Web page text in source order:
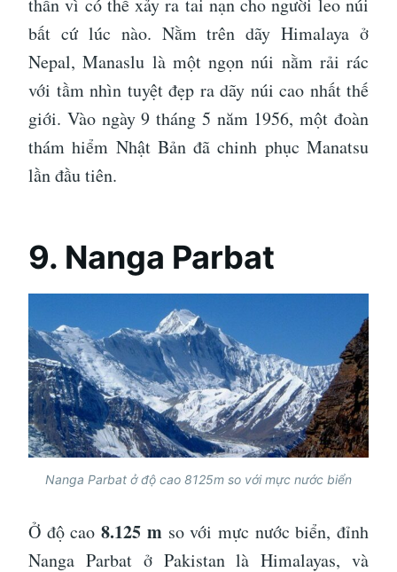
thần vì có thể xảy ra tai nạn cho người leo núi
bất cứ lúc nào. Nằm trên dãy Himalaya ở
Nepal, Manaslu là một ngọn núi nằm rải rác
với tầm nhìn tuyệt đẹp ra dãy núi cao nhất thế
giới. Vào ngày 9 tháng 5 năm 1956, một đoàn
thám hiểm Nhật Bản đã chinh phục Manatsu
lần đầu tiên.
9. Nanga Parbat
Nanga Parbat ở độ cao 8125m so với mực nước biển
Ở độ cao8.125 mso với mực nước biển, đỉnh
Nanga Parbat ở Pakistan là Himalayas, và